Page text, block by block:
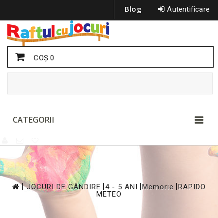
Autentificare
Blog
COŞ0
CATEGORII
>
JOCURI DE GÂNDIRE 4 - 5 ANI
>
Memorie RAPIDO
METEO